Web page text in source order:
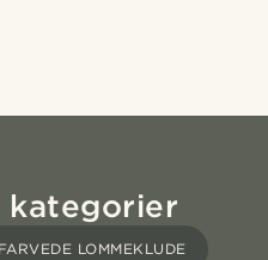
kategorier
LOMMEKLUDE